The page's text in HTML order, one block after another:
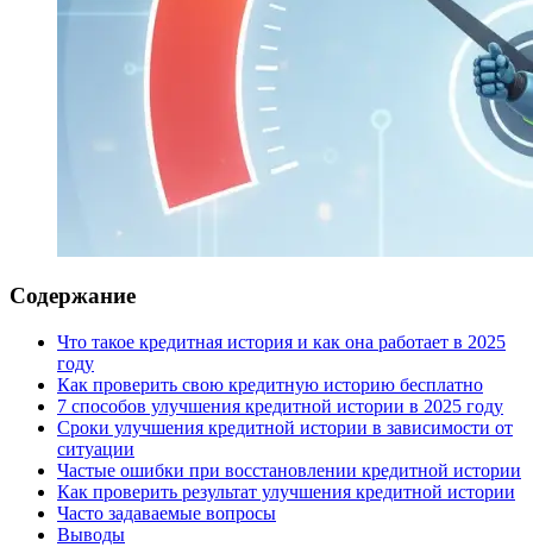
Содержание
Что такое кредитная история и как она работает в 2025
году
Как проверить свою кредитную историю бесплатно
7 способов улучшения кредитной истории в 2025 году
Сроки улучшения кредитной истории в зависимости от
ситуации
Частые ошибки при восстановлении кредитной истории
Как проверить результат улучшения кредитной истории
Часто задаваемые вопросы
Выводы